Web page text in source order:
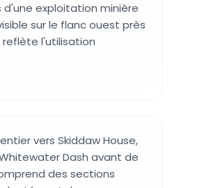
exploitation minière
sur le flanc ouest près
l'utilisation
vers Skiddaw House,
Dash avant de
des sections